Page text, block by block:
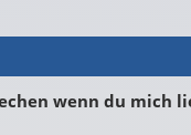
wenn du mich